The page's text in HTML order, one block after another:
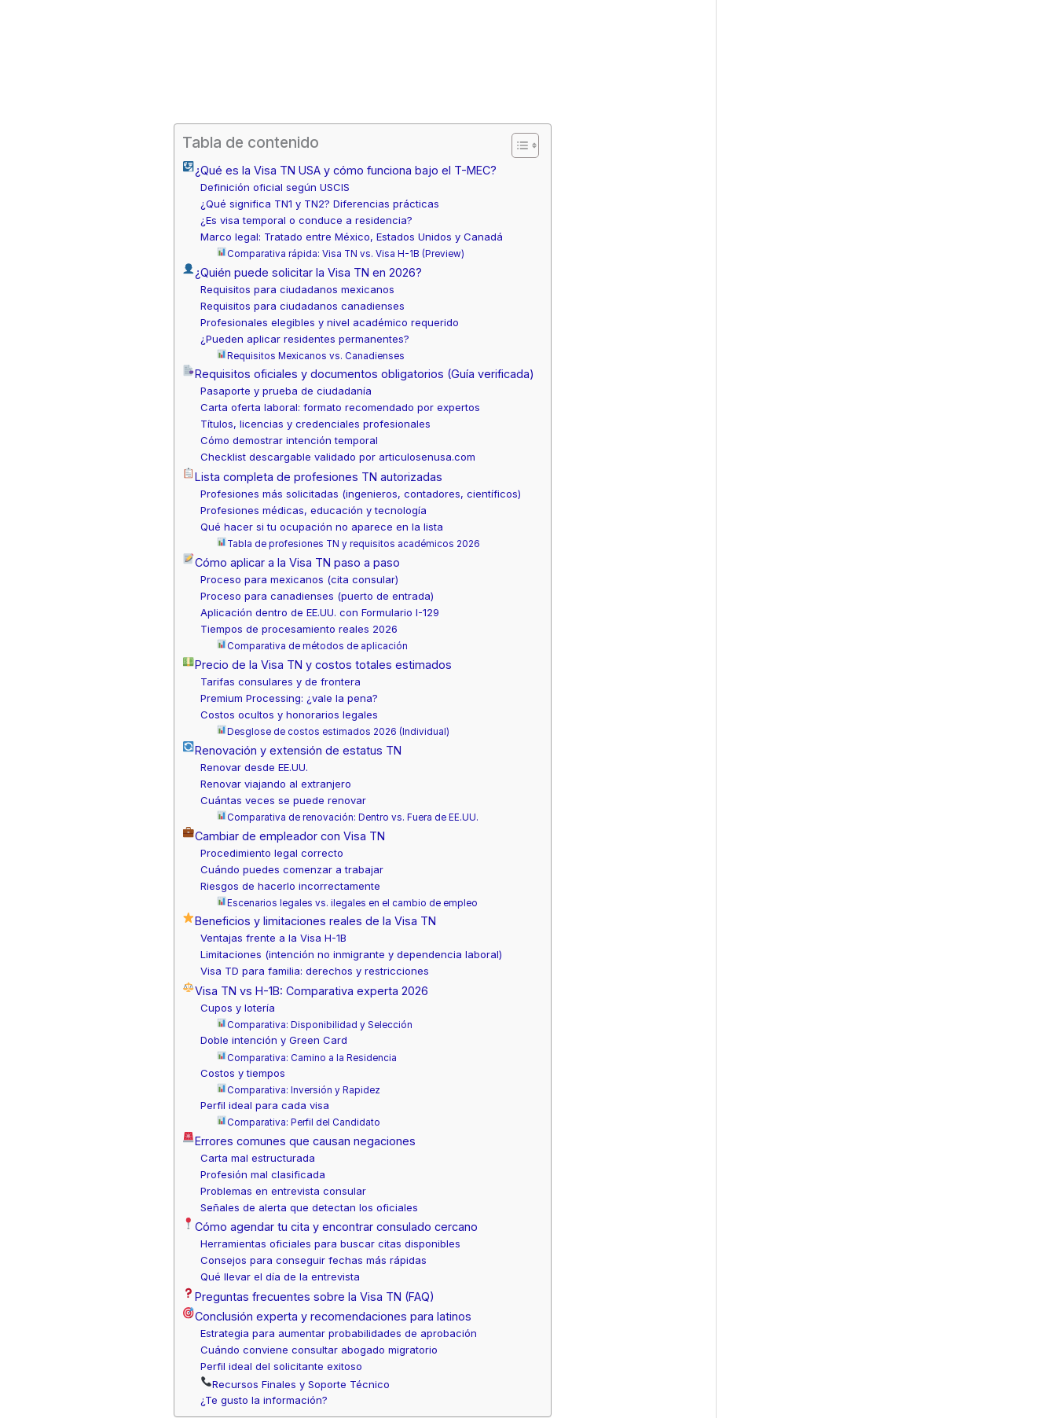
Tabla de contenido
¿Qué es la Visa TN USA y cómo funciona bajo el T-MEC?
Definición oficial según USCIS
¿Qué significa TN1 y TN2? Diferencias prácticas
¿Es visa temporal o conduce a residencia?
Marco legal: Tratado entre México, Estados Unidos y Canadá
Comparativa rápida: Visa TN vs. Visa H-1B (Preview)
¿Quién puede solicitar la Visa TN en 2026?
Requisitos para ciudadanos mexicanos
Requisitos para ciudadanos canadienses
Profesionales elegibles y nivel académico requerido
¿Pueden aplicar residentes permanentes?
Requisitos Mexicanos vs. Canadienses
Requisitos oficiales y documentos obligatorios (Guía verificada)
Pasaporte y prueba de ciudadanía
Carta oferta laboral: formato recomendado por expertos
Títulos, licencias y credenciales profesionales
Cómo demostrar intención temporal
Checklist descargable validado por articulosenusa.com
Lista completa de profesiones TN autorizadas
Profesiones más solicitadas (ingenieros, contadores, científicos)
Profesiones médicas, educación y tecnología
Qué hacer si tu ocupación no aparece en la lista
Tabla de profesiones TN y requisitos académicos 2026
Cómo aplicar a la Visa TN paso a paso
Proceso para mexicanos (cita consular)
Proceso para canadienses (puerto de entrada)
Aplicación dentro de EE.UU. con Formulario I-129
Tiempos de procesamiento reales 2026
Comparativa de métodos de aplicación
Precio de la Visa TN y costos totales estimados
Tarifas consulares y de frontera
Premium Processing: ¿vale la pena?
Costos ocultos y honorarios legales
Desglose de costos estimados 2026 (Individual)
Renovación y extensión de estatus TN
Renovar desde EE.UU.
Renovar viajando al extranjero
Cuántas veces se puede renovar
Comparativa de renovación: Dentro vs. Fuera de EE.UU.
Cambiar de empleador con Visa TN
Procedimiento legal correcto
Cuándo puedes comenzar a trabajar
Riesgos de hacerlo incorrectamente
Escenarios legales vs. ilegales en el cambio de empleo
Beneficios y limitaciones reales de la Visa TN
Ventajas frente a la Visa H-1B
Limitaciones (intención no inmigrante y dependencia laboral)
Visa TD para familia: derechos y restricciones
Visa TN vs H-1B: Comparativa experta 2026
Cupos y lotería
Comparativa: Disponibilidad y Selección
Doble intención y Green Card
Comparativa: Camino a la Residencia
Costos y tiempos
Comparativa: Inversión y Rapidez
Perfil ideal para cada visa
Comparativa: Perfil del Candidato
Errores comunes que causan negaciones
Carta mal estructurada
Profesión mal clasificada
Problemas en entrevista consular
Señales de alerta que detectan los oficiales
Cómo agendar tu cita y encontrar consulado cercano
Herramientas oficiales para buscar citas disponibles
Consejos para conseguir fechas más rápidas
Qué llevar el día de la entrevista
Preguntas frecuentes sobre la Visa TN (FAQ)
Conclusión experta y recomendaciones para latinos
Estrategia para aumentar probabilidades de aprobación
Cuándo conviene consultar abogado migratorio
Perfil ideal del solicitante exitoso
Recursos Finales y Soporte Técnico
¿Te gusto la información?